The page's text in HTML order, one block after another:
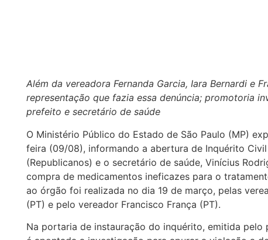
Além da vereadora Fernanda Garcia, Iara Bernardi e
representação que fazia essa denúncia; promotoria
prefeito e secretário de saúde
O Ministério Público do Estado de São Paulo (MP)
feira (09/08), informando a abertura de Inquérito
(Republicanos) e o secretário de saúde, Vinícius
compra de medicamentos ineficazes para o
ao órgão foi realizada no dia 19 de março, pelas
(PT) e pelo vereador Francisco França (PT).
Na portaria de instauração do inquérito, emitida